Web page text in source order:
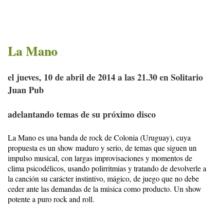
La Mano
el jueves, 10 de abril de 2014 a las 21.30 en Solitario
Juan Pub
adelantando temas de su próximo disco
La Mano es una banda de rock de Colonia (Uruguay), cuya
propuesta es un show maduro y serio, de temas que siguen un
impulso musical, con largas improvisaciones y momentos de
clima psicodélicos, usando polirritmias y tratando de devolverle a
la canción su carácter instintivo, mágico, de juego que no debe
ceder ante las demandas de la música como producto. Un show
potente a puro rock and roll.